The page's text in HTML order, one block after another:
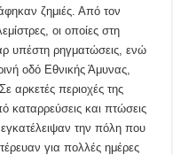
ζημιές. Από τον
οι οποίες στη
υπέστη ρηγματώσεις, ενώ
οδό Εθνικής Άμυνας,
αρκετές περιοχές της
και πτώσεις
την πόλη που
για πολλές ημέρες